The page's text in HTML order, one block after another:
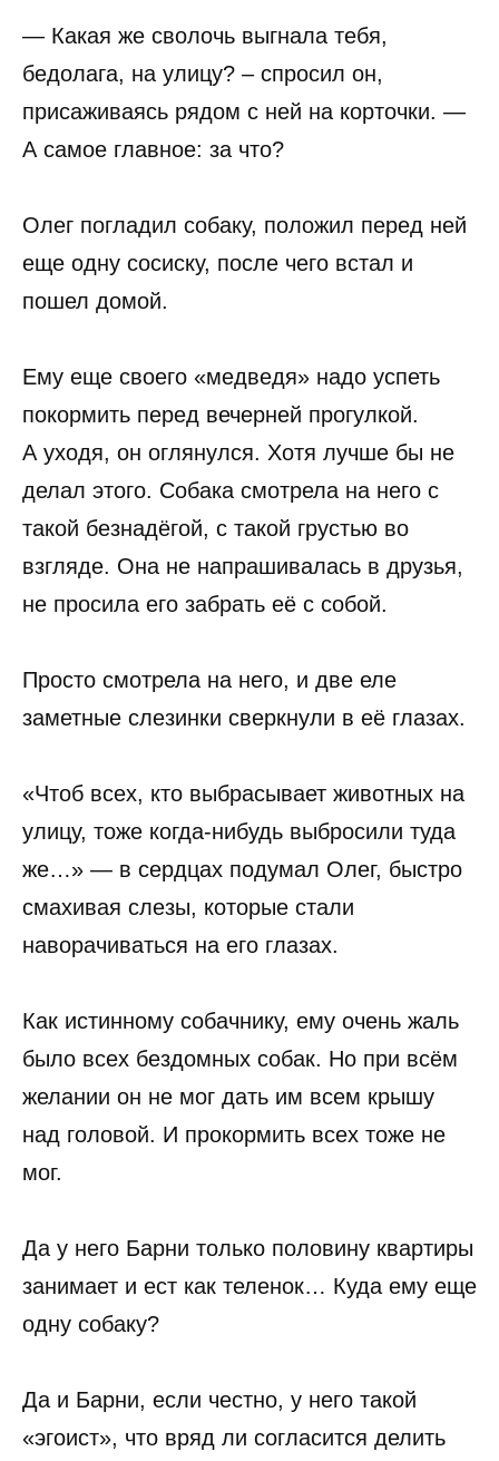
— Какая же сволочь выгнала тебя,
бедолага, на улицу? – спросил он,
присаживаясь рядом с ней на корточки. —
А самое главное: за что?
Олег погладил собаку, положил перед ней
еще одну сосиску, после чего встал и
пошел домой.
Ему еще своего «медведя» надо успеть
покормить перед вечерней прогулкой.
А уходя, он оглянулся. Хотя лучше бы не
делал этого. Собака смотрела на него с
такой безнадёгой, с такой грустью во
взгляде. Она не напрашивалась в друзья,
не просила его забрать её с собой.
Просто смотрела на него, и две еле
заметные слезинки сверкнули в её глазах.
«Чтоб всех, кто выбрасывает животных на
улицу, тоже когда-нибудь выбросили туда
же…» — в сердцах подумал Олег, быстро
смахивая слезы, которые стали
наворачиваться на его глазах.
Как истинному собачнику, ему очень жаль
было всех бездомных собак. Но при всём
желании он не мог дать им всем крышу
над головой. И прокормить всех тоже не
мог.
Да у него Барни только половину квартиры
занимает и ест как теленок… Куда ему еще
одну собаку?
Да и Барни, если честно, у него такой
«эгоист», что вряд ли согласится делить